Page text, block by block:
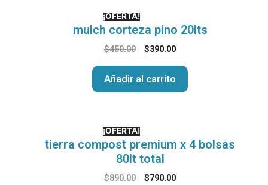
¡OFERTA!
mulch corteza pino 20lts
$450.00 $390.00
Añadir al carrito
¡OFERTA!
tierra compost premium x 4 bolsas
80lt total
$890.00 $790.00